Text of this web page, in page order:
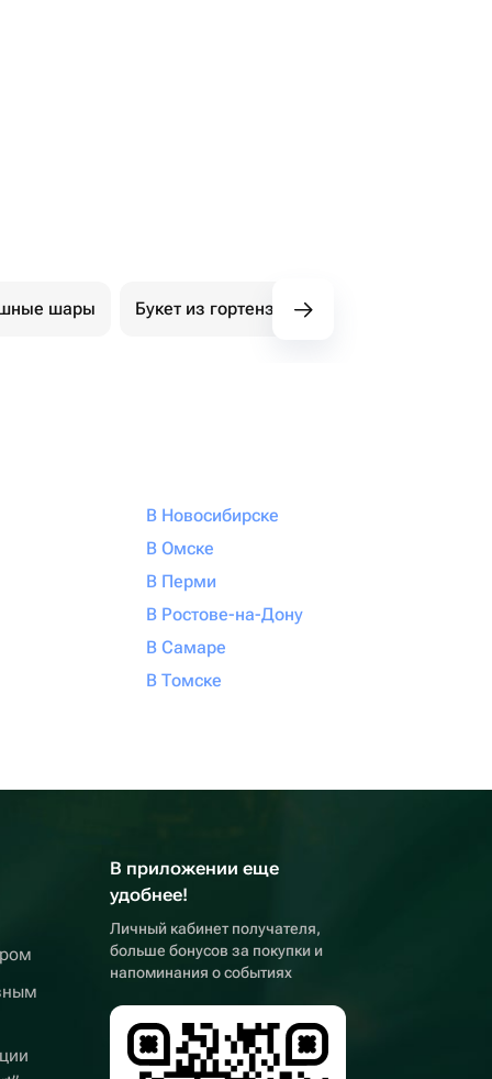
шары Букет из гортензий
В Новосибирске
В Омске
В Перми
В Ростове-на-Дону
В Самаре
В Томске
В приложении еще
удобнее!
Личный кабинет получателя,
больше бонусов за покупки и
напоминания о событиях